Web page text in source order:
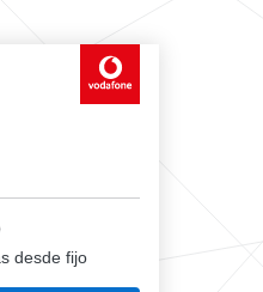
desde fijo